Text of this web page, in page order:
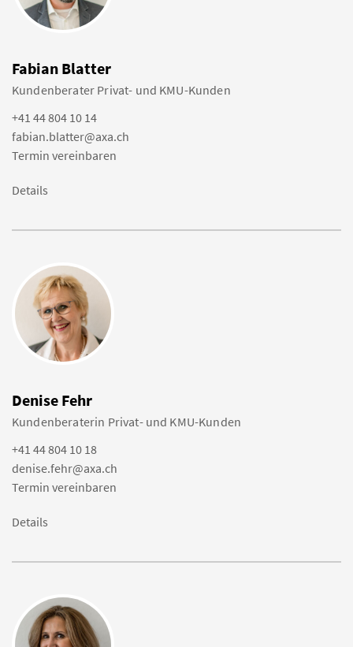
Fabian Blatter
Kundenberater Privat- und KMU-Kunden
+41 44 804 10 14
fabian.blatter@axa.ch
Termin vereinbaren
Details
Denise Fehr
Kundenberaterin Privat- und KMU-Kunden
+41 44 804 10 18
denise.fehr@axa.ch
Termin vereinbaren
Details